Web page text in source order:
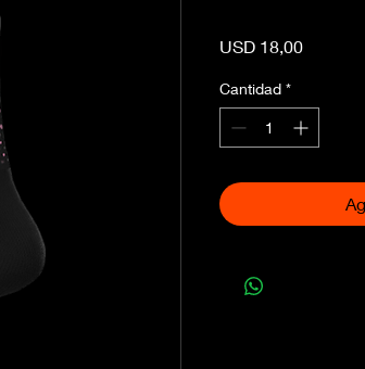
USD 18,00Precio
Cantidad *